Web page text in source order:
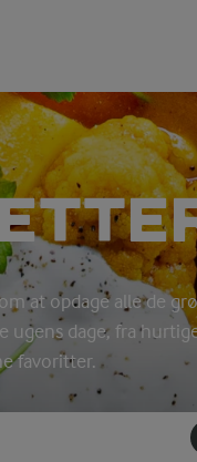
at opdage alle de
dage, fra
favoritter.